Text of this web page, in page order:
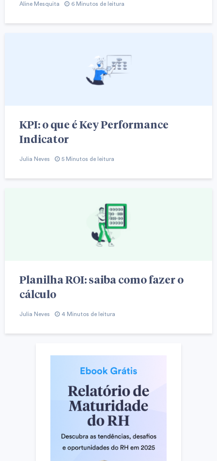
Aline Mesquita 6 Minutos de leitura
KPI: o que é Key Performance
Indicator
Julia Neves 5 Minutos de leitura
Planilha ROI: saiba como fazer o
cálculo
Julia Neves 4 Minutos de leitura